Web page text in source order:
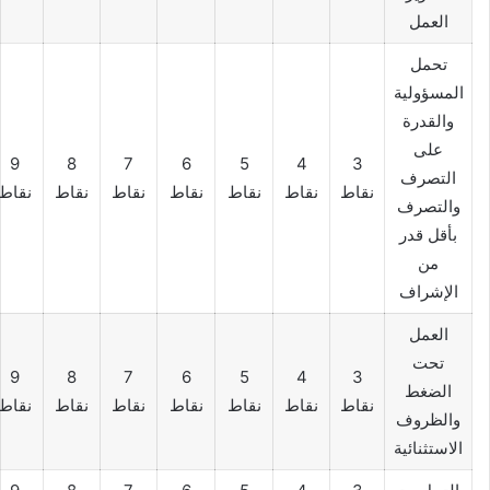
العمل
تحمل
المسؤولية
والقدرة
على
التصرف
والتصرف
بأقل قدر
من
الإشراف
3
نقاط
4
نقاط
5
نقاط
6
نقاط
7
نقاط
8
نقاط
9
العمل
تحت
الضغط
والظروف
الاستثنائية
3
نقاط
4
نقاط
5
نقاط
6
نقاط
7
نقاط
8
نقاط
9